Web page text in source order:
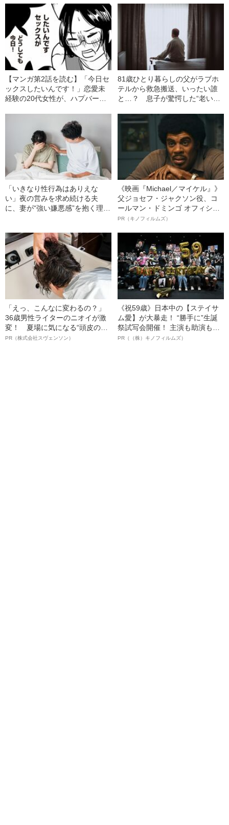
が語る、ハプバーの知られざる
た結果…
【マンガ第2話を読む】「今日セ
ックスしたいんです！」恋愛未
経験の20代女性が、ハプバー
81歳ひとり暮らしの父がラブホ
テルから救急搬送、いったい誰
と…？ 息子が驚愕した“老いた
「いきなり性行為はありえな
い」夜の営みを求め続ける夫
に、妻が“強い嫌悪感”を抱く理由
《映画『Michael／マイケル』》
父ジョセフ・ジャクソン役、コ
ールマン・ドミンゴ オフィシャ
ルインタビュー“観客を魅了した
語る”《日本興収70億円突破》
PR（キノフィルムズ）
「えっ、こんなに変わるの？」
36歳男性ライターのニオイが激
変！ 夏場に気になる“頭皮のニ
オイ”や“ベタつき”を解消す
PR（株式会社スヴェンソン）
《祝59歳》日本中の【ステイサ
ム愛】が大暴走！ “勝手に”生誕
祭試写会開催！ 主演も助演も全
部ステイサム！「ステサミー
PR（（株）キノフィルムズ）